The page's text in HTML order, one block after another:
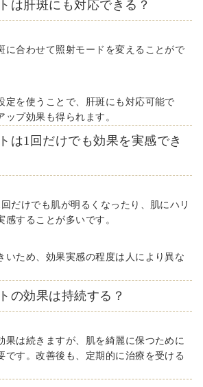
は肝斑にも対応できる？
に合わせて照射モードを変えることがで
定を使うことで、肝斑にも対応可能で
プ効果も得られます。
は1回だけでも効果を実感でき
だけでも肌が明るくなったり、肌にハリ
することが多いです。
いため、効果実感の程度は人により異な
の効果は持続する？
果は続きますが、肌を綺麗に保つために
です。改善後も、定期的に治療を受ける